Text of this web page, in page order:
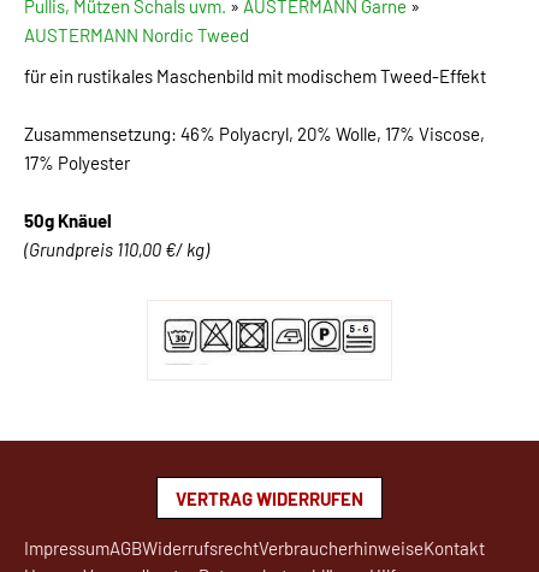
Pullis, Mützen Schals uvm. » AUSTERMANN Garne »
AUSTERMANN Nordic Tweed
für ein rustikales Maschenbild mit modischem Tweed-Effekt
Zusammensetzung: 46% Polyacryl, 20% Wolle, 17% Viscose,
17% Polyester
50g Knäuel
(Grundpreis 110,00 €/ kg)
VERTRAG WIDERRUFEN
ImpressumAGBWiderrufsrechtVerbraucherhinweiseKontakt